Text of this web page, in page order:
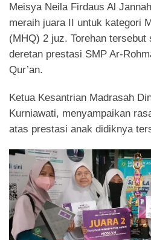
Meisya Neila Firdaus Al
meraih juara II untuk kategori
(MHQ) 2 juz. Torehan tersebut
deretan prestasi SMP Ar-
Qur’an.
Ketua Kesantrian Madrasah
Kurniawati, menyampaikan
atas prestasi anak didiknya